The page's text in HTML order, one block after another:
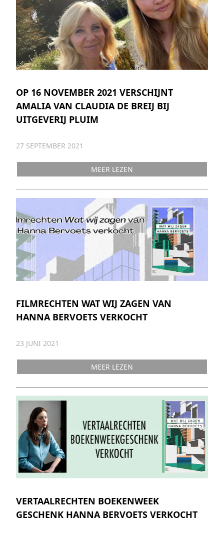
OP 16 NOVEMBER 2021 VERSCHIJNT
AMALIA VAN CLAUDIA DE BREIJ BIJ
UITGEVERIJ PLUIM
27 SEPTEMBER 2021
MEER LEZEN
FILMRECHTEN WAT WIJ ZAGEN VAN
HANNA BERVOETS VERKOCHT
23 JUNI 2021
MEER LEZEN
VERTAALRECHTEN BOEKENWEEK
GESCHENK HANNA BERVOETS VERKOCHT